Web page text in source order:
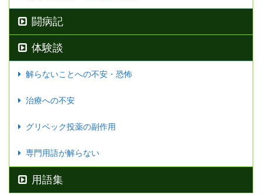
闘病記
体験談
解らないことへの不安・恐怖
治療への不安
グリベック投薬の副作用
専門用語が解らない
用語集